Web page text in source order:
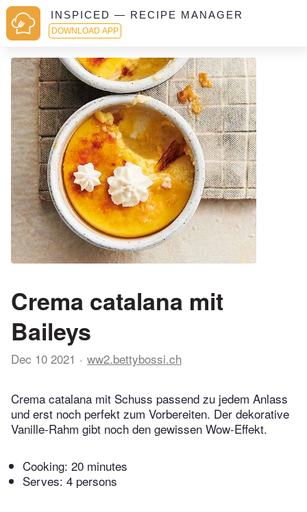
INSPICED — RECIPE MANAGER
DOWNLOAD APP
Crema catalana mit
Baileys
Dec 10 2021 ww2.bettybossi.ch
Crema catalana mit Schuss passend zu jedem Anlass
und erst noch perfekt zum Vorbereiten. Der dekorative
Vanille-Rahm gibt noch den gewissen Wow-Effekt.
Cooking: 20 minutes
Serves: 4 persons